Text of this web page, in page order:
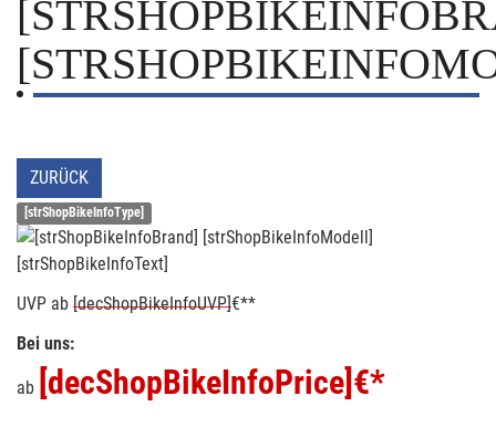
ZURÜCK
[strShopBikeInfoType]
[strShopBikeInfoText]
UVP ab [decShopBikeInfoUVP]€**
Bei uns:
ab [decShopBikeInfoPrice] €*